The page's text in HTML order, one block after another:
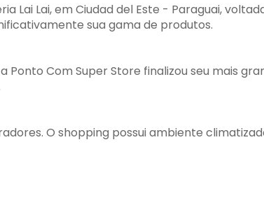
Lai Lai, em Ciudad del Este - Paraguai,
sua gama de produtos.
Com Super Store finalizou seu mais
O shopping possui ambiente